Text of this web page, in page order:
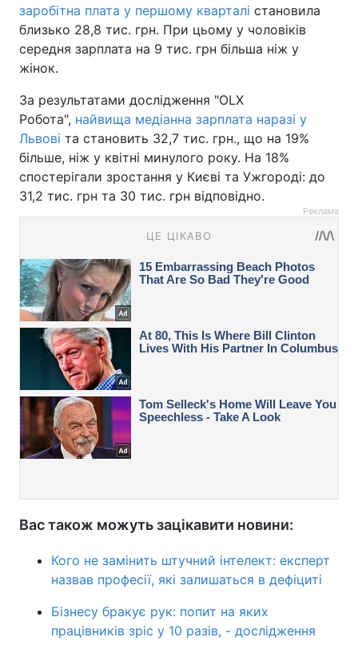
заробітна плата у першому кварталі становила
близько 28,8 тис. грн. При цьому у чоловіків
середня зарплата на 9 тис. грн більша ніж у
жінок.
За результатами дослідження "OLX
Робота", найвища медіанна зарплата наразі у
Львові та становить 32,7 тис. грн., що на 19%
більше, ніж у квітні минулого року. На 18%
спостерігали зростання у Києві та Ужгороді: до
31,2 тис. грн та 30 тис. грн відповідно.
Реклама
Вас також можуть зацікавити новини:
Кого не замінить штучний інтелект: експерт
назвав професії, які залишаться в дефіциті
Бізнесу бракує рук: попит на яких
працівників зріс у 10 разів, - дослідження